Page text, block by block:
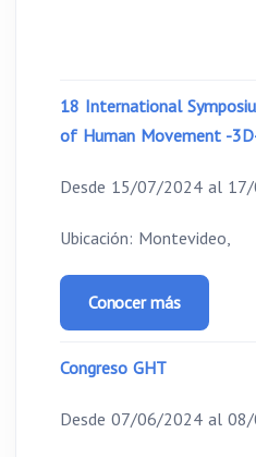
18 International
of Human Movement -
Desde 15/07/2024 al
Ubicación: Montevideo,
Conocer más
Congreso GHT
Desde 07/06/2024 al